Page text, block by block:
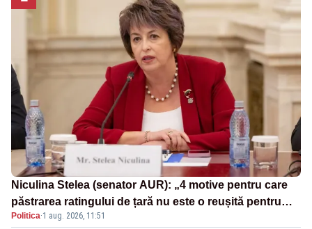
Niculina Stelea (senator AUR): „4 motive pentru care
păstrarea ratingului de țară nu este o reușită pentru
Guvernul Bolojan”
Politica·1 aug. 2026, 11:51